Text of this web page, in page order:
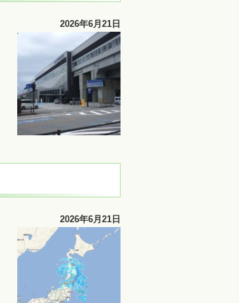
2026年6月21日
2026年6月21日